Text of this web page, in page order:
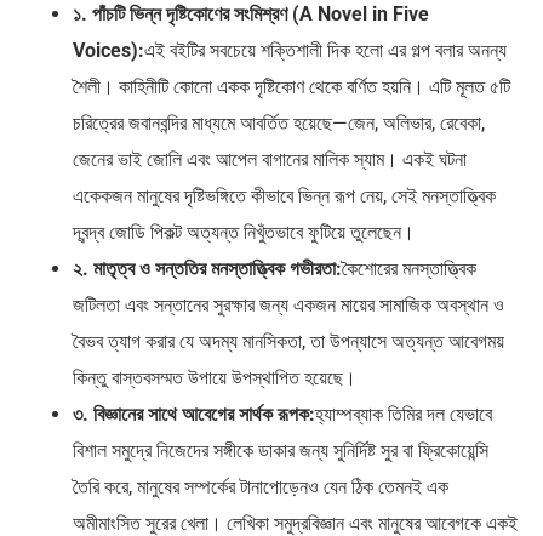
১. পাঁচটি ভিন্ন দৃষ্টিকোণের সংমিশ্রণ (A Novel in Five
Voices):এই বইটির সবচেয়ে শক্তিশালী দিক হলো এর গল্প বলার অনন্য
শৈলী। কাহিনীটি কোনো একক দৃষ্টিকোণ থেকে বর্ণিত হয়নি। এটি মূলত ৫টি
চরিত্রের জবানবন্দির মাধ্যমে আবর্তিত হয়েছে—জেন, অলিভার, রেবেকা,
জেনের ভাই জোলি এবং আপেল বাগানের মালিক স্যাম। একই ঘটনা
একেকজন মানুষের দৃষ্টিভঙ্গিতে কীভাবে ভিন্ন রূপ নেয়, সেই মনস্তাত্ত্বিক
দ্বন্দ্ব জোডি পিকল্ট অত্যন্ত নিখুঁতভাবে ফুটিয়ে তুলেছেন।
২. মাতৃত্ব ও সন্ততির মনস্তাত্ত্বিক গভীরতা:কৈশোরের মনস্তাত্ত্বিক
জটিলতা এবং সন্তানের সুরক্ষার জন্য একজন মায়ের সামাজিক অবস্থান ও
বৈভব ত্যাগ করার যে অদম্য মানসিকতা, তা উপন্যাসে অত্যন্ত আবেগময়
কিন্তু বাস্তবসম্মত উপায়ে উপস্থাপিত হয়েছে।
৩. বিজ্ঞানের সাথে আবেগের সার্থক রূপক:হ্যাম্পব্যাক তিমির দল যেভাবে
বিশাল সমুদ্রে নিজেদের সঙ্গীকে ডাকার জন্য সুনির্দিষ্ট সুর বা ফ্রিকোয়েন্সি
তৈরি করে, মানুষের সম্পর্কের টানাপোড়েনও যেন ঠিক তেমনই এক
অমীমাংসিত সুরের খেলা। লেখিকা সমুদ্রবিজ্ঞান এবং মানুষের আবেগকে একই